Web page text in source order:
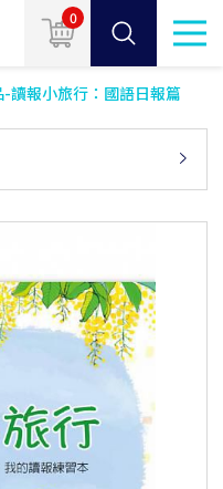
0
-讀報小旅行：國語日報篇